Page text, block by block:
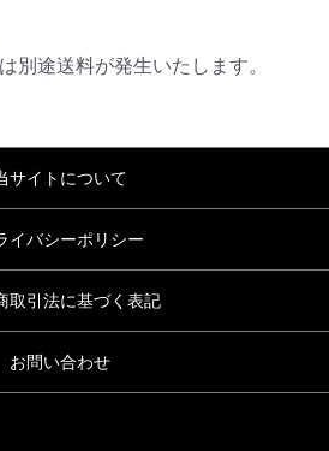
別途送料が発生いたします。
サイトについて
イバシーポリシー
取引法に基づく表記
お問い合わせ